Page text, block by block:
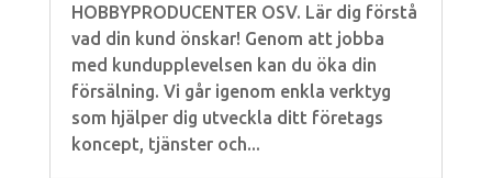
HOBBYPRODUCENTER OSV. Lär dig förstå
vad din kund önskar! Genom att jobba
med kundupplevelsen kan du öka din
försälning. Vi går igenom enkla verktyg
som hjälper dig utveckla ditt företags
koncept, tjänster och...